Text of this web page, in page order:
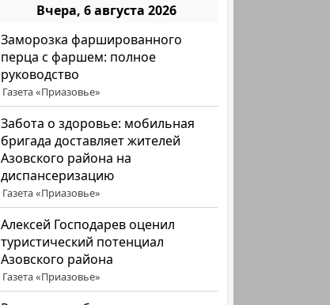
Вчера, 6 августа 2026
Заморозка фаршированного
перца с фаршем: полное
руководство
Газета «Приазовье»
Забота о здоровье: мобильная
бригада доставляет жителей
Азовского района на
диспансеризацию
Газета «Приазовье»
Алексей Господарев оценил
туристический потенциал
Азовского района
Газета «Приазовье»